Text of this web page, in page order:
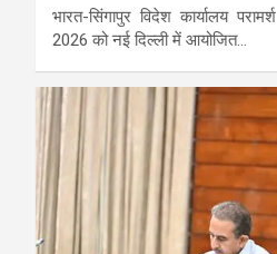
भारत-सिंगापुर विदेश कार्यालय
2026 को नई दिल्ली में आयोजित…